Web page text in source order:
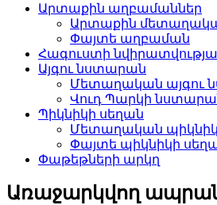
Արտաքին աղբամաններ
Արտաքին
Փայտե աղբաման
Հագուստի
Այգու նստարան
Մետաղական այգու
Վուդ Պարկի
Պիկնիկի սեղան
Մետաղական
Փայտե պիկնիկի
Փաթեթների արկղ
Առաջարկվող